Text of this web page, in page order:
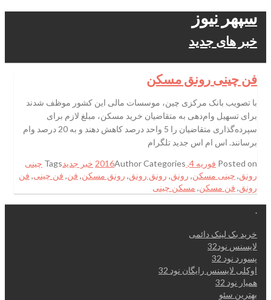
سپهر نیوز
خبر های جدید
فن چینی رونق مسکن
با تصویب بانک مرکزی چین، موسسات مالی این کشور موظف شدند
برای تسهیل وام‌دهی به متقاضیان خرید مسکن، مبلغ لازم برای
سپرده‌گذاری متقاضیان را 5 واحد درصد کاهش دهند و به 20 درصد وام
برسانند. اس ام اس جدید تلگرام
Posted on فوریه 4, 2016 AuthorCategories خبر جدیدTags چینی
رونق, چینی مسکن, رونق, رونق رونق, رونق مسکن, فن, فن چینی, فن
رونق, فن مسکن, مسکن چینی
.
خرید بک لینک دائمی
لایسنس نود32
پسورد نود 32
اوکلی لایسنس رایگان نود 32
همیار نود 32
بهترین سئو